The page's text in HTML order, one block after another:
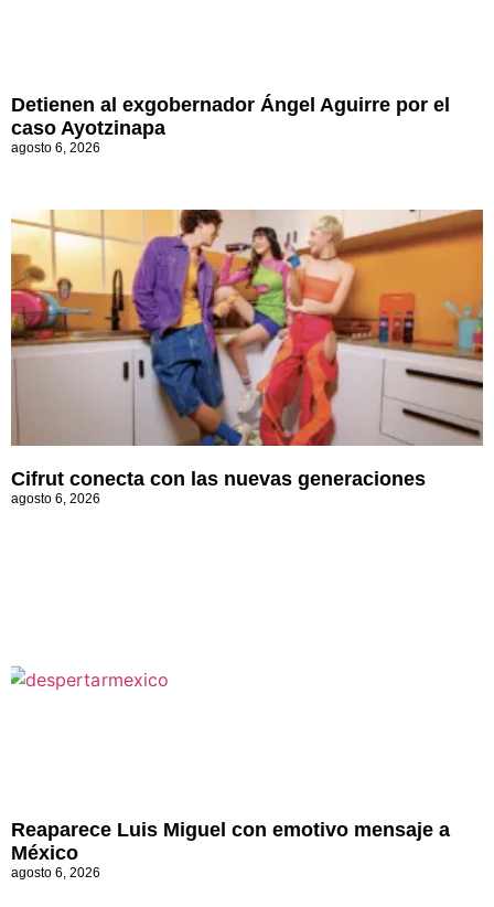
Detienen al exgobernador Ángel Aguirre por el
caso Ayotzinapa
agosto 6, 2026
Cifrut conecta con las nuevas generaciones
agosto 6, 2026
Reaparece Luis Miguel con emotivo mensaje a
México
agosto 6, 2026